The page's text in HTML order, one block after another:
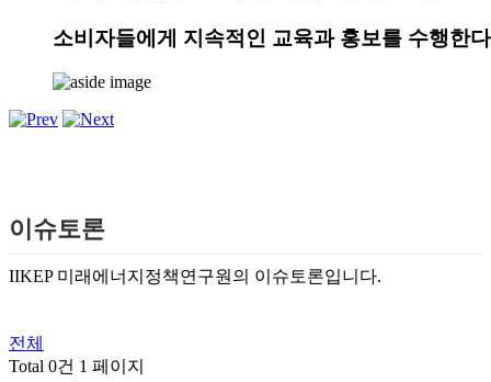
소비자들에게 지속적인 교육과 홍보를 수행한
이슈토론
IIKEP 미래에너지정책연구원의 이슈토론입니다.
전체
Total 0건 1 페이지